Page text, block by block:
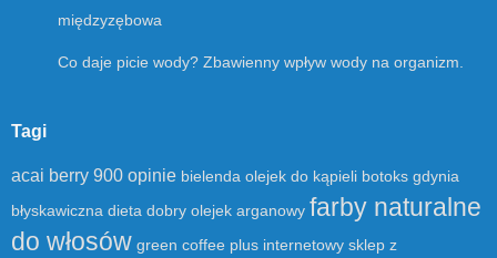
międzyzębowa
Co daje picie wody? Zbawienny wpływ wody na organizm.
Tagi
acai berry 900 opinie bielenda olejek do kąpieli botoks gdynia
błyskawiczna dieta dobry olejek arganowy farby naturalne
do włosów green coffee plus internetowy sklep z